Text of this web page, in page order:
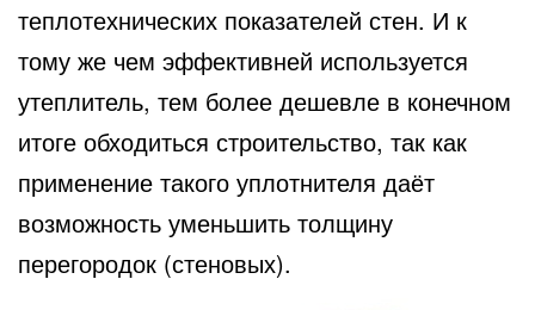
теплотехнических показателей стен. И к
тому же чем эффективней используется
утеплитель, тем более дешевле в конечном
итоге обходиться строительство, так как
применение такого уплотнителя даёт
возможность уменьшить толщину
перегородок (стеновых).